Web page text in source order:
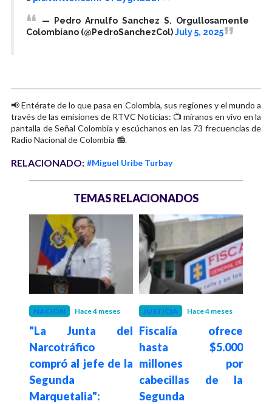
— Pedro Arnulfo Sanchez S. Orgullosamente
Colombiano (@PedroSanchezCol)July 5, 2025
📢 Entérate de lo que pasa en Colombia, sus regiones y el mundo a
través de las emisiones de RTVC Noticias: 📺 míranos en vivo en la
pantalla de Señal Colombia y escúchanos en las 73 frecuencias de
Radio Nacional de Colombia 📻.
RELACIONADO: #Miguel Uribe Turbay
TEMAS RELACIONADOS
NACIÓN Hace 4 meses
"La Junta del
Narcotráfico
compró al jefe de la
Segunda
Marquetalia":
JUSTICIA Hace 4 meses
Fiscalía ofrece
hasta $5.000
millones por
cabecillas de la
Segunda